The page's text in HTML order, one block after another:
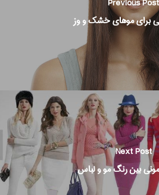
Previous Post
برای موهای خشک و وز
Next Post
بین رنگ مو و لباس